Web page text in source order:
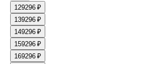
129296 ₽
139296 ₽
149296 ₽
159296 ₽
169296 ₽